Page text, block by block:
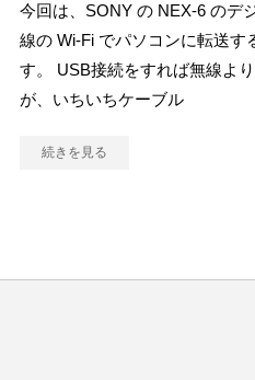
今回は、SONY の NEX-6 のデ
線の Wi-Fi でパソコンに転送す
す。 USB接続をすれば無線よ
が、いちいちケーブル
続きを見る